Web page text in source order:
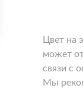
Цвет на
может
связи с
Мы